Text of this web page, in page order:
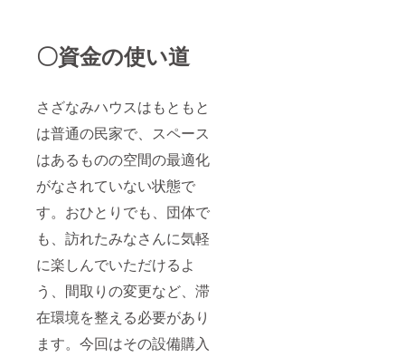
〇資金の使い道
さざなみハウスはもともと
は普通の民家で、スペース
はあるものの空間の最適化
がなされていない状態で
す。おひとりでも、団体で
も、訪れたみなさんに気軽
に楽しんでいただけるよ
う、間取りの変更など、滞
在環境を整える必要があり
ます。今回はその設備購入